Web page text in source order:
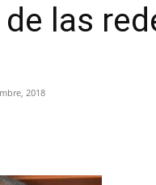
las
2018